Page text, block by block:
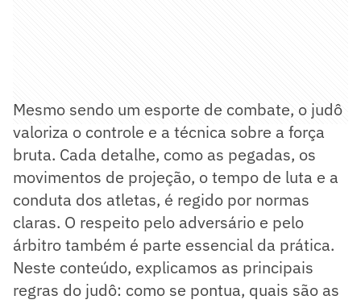
Mesmo sendo um esporte de combate, o judô
valoriza o controle e a técnica sobre a força
bruta. Cada detalhe, como as pegadas, os
movimentos de projeção, o tempo de luta e a
conduta dos atletas, é regido por normas
claras. O respeito pelo adversário e pelo
árbitro também é parte essencial da prática.
Neste conteúdo, explicamos as principais
regras do judô: como se pontua, quais são as